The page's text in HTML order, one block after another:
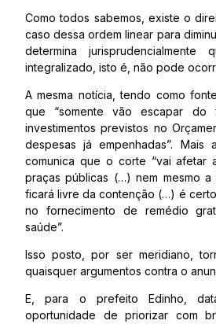
Como todos sabemos, existe o
caso dessa ordem linear para
determina
integralizado, isto é, não pode
A mesma notícia, tendo como
que “somente vão escapar do
investimentos previstos no
despesas já empenhadas”. Mais
comunica que o corte “vai afetar
praças públicas (…) nem mesmo a
ficará livre da contenção (…) é
no fornecimento de remédio
saúde”.
Isso posto, por ser meridiano,
quaisquer argumentos contra o
E, para o prefeito Edinho,
oportunidade de priorizar com